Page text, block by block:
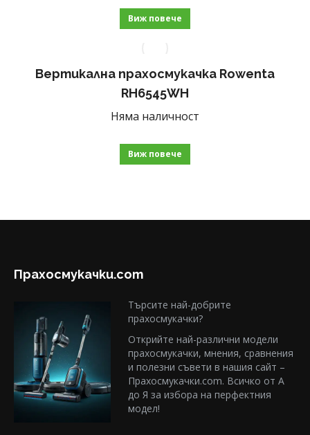
Виж повече
Вертикална прахосмукачка Rowenta
RH6545WH
Няма наличност
Виж повече
Прахосмукачки.com
Търсите най-добрите
прахосмукачки?
Открийте най-различни модели
прахосмукачки, мнения, сравнения
и полезни съвети в нашия сайт –
Прахосмукачки.com. Всичко от А
до Я за избора на перфектния
модел!